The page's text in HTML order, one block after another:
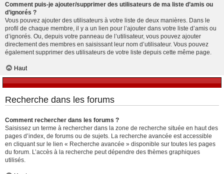
Comment puis-je ajouter/supprimer des utilisateurs de ma liste d’amis ou
d’ignorés ?
Vous pouvez ajouter des utilisateurs à votre liste de deux manières. Dans le
profil de chaque membre, il y a un lien pour l’ajouter dans votre liste d’amis ou
d’ignorés. Ou, depuis votre panneau de l’utilisateur, vous pouvez ajouter
directement des membres en saisissant leur nom d’utilisateur. Vous pouvez
également supprimer des utilisateurs de votre liste depuis cette même page.
Haut
Recherche dans les forums
Comment rechercher dans les forums ?
Saisissez un terme à rechercher dans la zone de recherche située en haut des
pages d’index, de forums ou de sujets. La recherche avancée est accessible
en cliquant sur le lien « Recherche avancée » disponible sur toutes les pages
du forum. L’accès à la recherche peut dépendre des thèmes graphiques
utilisés.